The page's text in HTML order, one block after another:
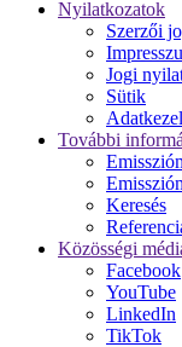
Nyilatkozatok
Szerzői
Jogi
Sütik
További
Keresés
Közösségi
Facebook
YouTube
LinkedIn
TikTok